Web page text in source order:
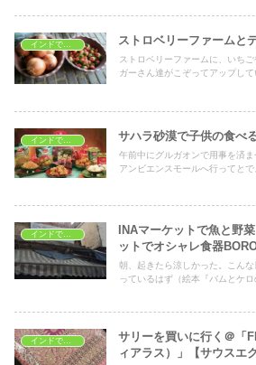
インドでショッピング ストロベリーファームと
ストロベリーファームに、いち
ガーさん達がこぞってアップして
サハラ砂漠で子供の食べ
午前中にグルガオンで用事を済ま
アンビエンスモールへ行ってとで
インドでショッピング
INAマーケットで魚と野
ットでオシャレ食器
朝、起きたら涼しかった。こん
っているはず（絵本『バムとケロ
インドでショッピング
サリーを買いに行く＠「
ィアラス）」【サウスエ